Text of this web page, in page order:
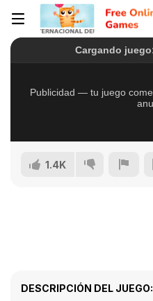
1.4K
DESCRIPCIÓN DEL JUEGO: